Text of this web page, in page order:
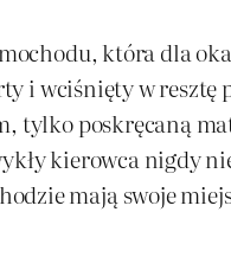
która dla
i wciśnięty w resztę
tylko poskręcaną
kierowca nigdy
mają swoje